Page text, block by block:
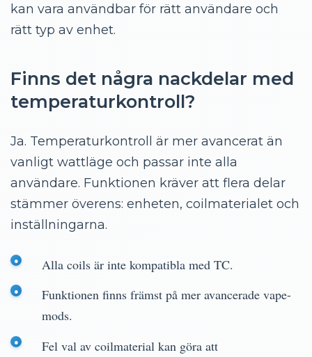
kan vara användbar för rätt användare och
rätt typ av enhet.
Finns det några nackdelar med
temperaturkontroll?
Ja. Temperaturkontroll är mer avancerat än
vanligt wattläge och passar inte alla
användare. Funktionen kräver att flera delar
stämmer överens: enheten, coilmaterialet och
inställningarna.
Alla coils är inte kompatibla med TC.
Funktionen finns främst på mer avancerade vape-
mods.
Fel val av coilmaterial kan göra att